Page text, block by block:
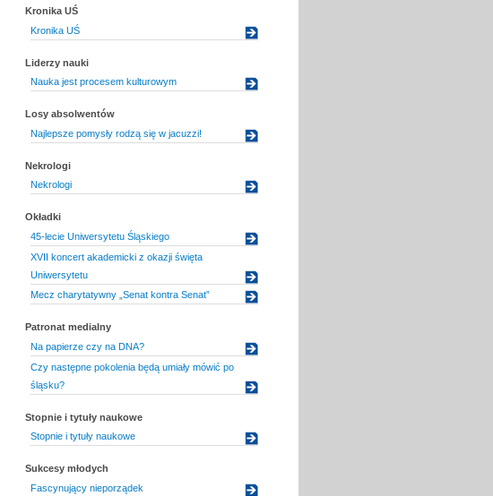
Kronika UŚ
Kronika UŚ
Liderzy nauki
Nauka jest procesem kulturowym
Losy absolwentów
Najlepsze pomysły rodzą się w jacuzzi!
Nekrologi
Nekrologi
Okładki
45-lecie Uniwersytetu Śląskiego
XVII koncert akademicki z okazji święta
Uniwersytetu
Mecz charytatywny „Senat kontra Senat”
Patronat medialny
Na papierze czy na DNA?
Czy następne pokolenia będą umiały mówić po
śląsku?
Stopnie i tytuły naukowe
Stopnie i tytuły naukowe
Sukcesy młodych
Fascynujący nieporządek